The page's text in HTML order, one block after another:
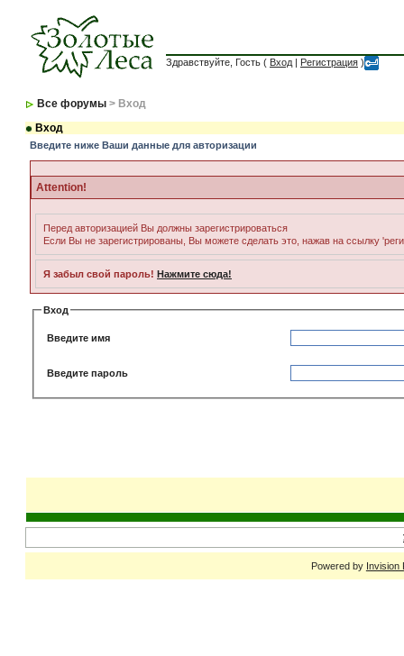
Здравствуйте, Гость ( Вход | Регистрация )
Все форумы > Вход
Вход
Введите ниже Ваши данные для авторизации
Attention!
Перед авторизацией Вы должны зарегистрироваться
Если Вы не зарегистрированы, Вы можете сделать это, нажав на ссылку
Я забыл свой пароль! Нажмите сюда!
Вход
Введите имя
Введите пароль
Powered by Invision